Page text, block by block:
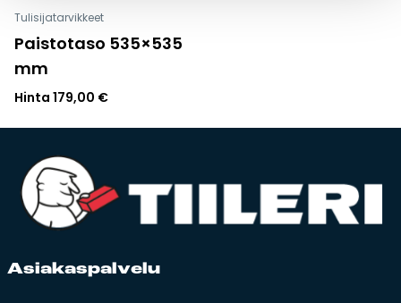
Tulisijatarvikkeet
Paistotaso 535×535
mm
Hinta 179,00 €
Asia­kas­pal­ve­lu